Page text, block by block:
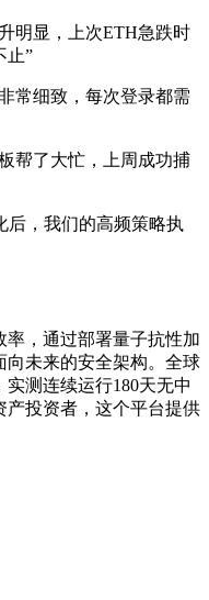
明显，上次ETH急跌时
止”
常细致，每次登录都需
帮了大忙，上周成功捕
后，我们的高频策略执
，通过部署量子抗性加
向未来的安全架构。全球
测连续运行180天无中
产投资者，这个平台提供